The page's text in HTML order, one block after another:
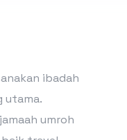
ibadah
utama.
umroh